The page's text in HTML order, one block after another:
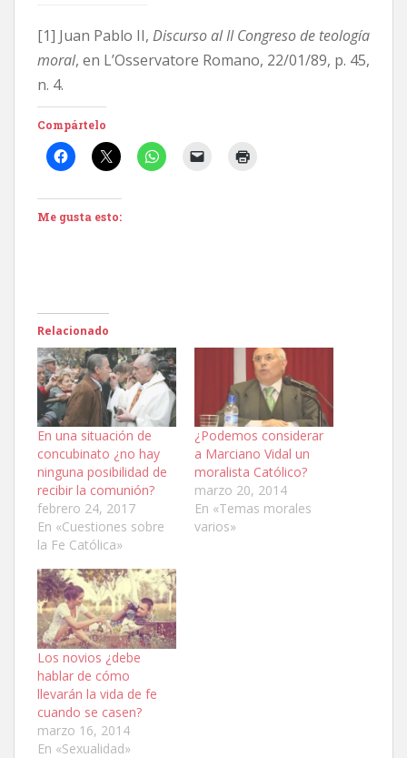
[1] Juan Pablo II, Discurso al II Congreso de teología
moral, en L’Osservatore Romano, 22/01/89, p. 45,
n. 4.
Compártelo
Me gusta esto:
Relacionado
En una situación de
concubinato ¿no hay
ninguna posibilidad de
recibir la comunión?
febrero 24, 2017
En «Cuestiones sobre
la Fe Católica»
¿Podemos considerar
a Marciano Vidal un
moralista Católico?
marzo 20, 2014
En «Temas morales
varios»
Los novios ¿debe
hablar de cómo
llevarán la vida de fe
cuando se casen?
marzo 16, 2014
En «Sexualidad»